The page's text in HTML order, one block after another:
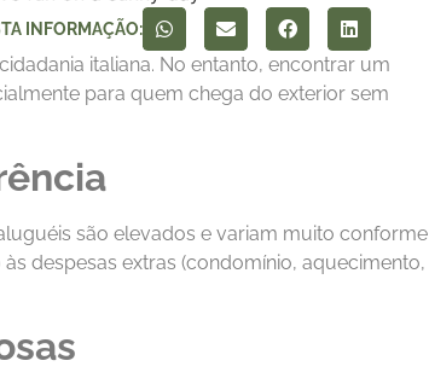
INFORMAÇÃO:
italiana. No entanto, encontrar um
para quem chega do exterior sem
são elevados e variam muito conforme
despesas extras (condomínio, aquecimento,